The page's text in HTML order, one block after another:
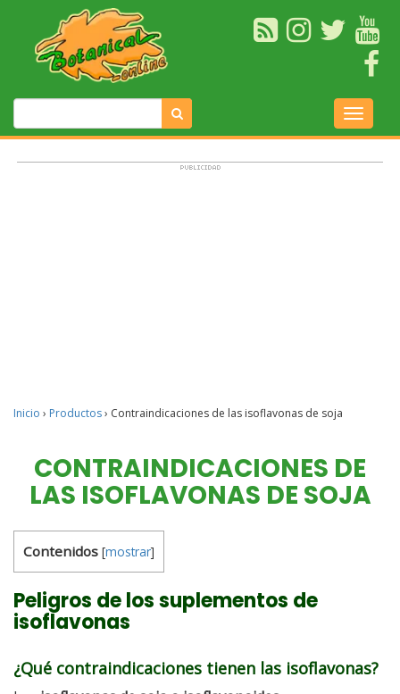
Inicio › Productos› Contraindicaciones de las isoflavonas de soja
CONTRAINDICACIONES DE
LAS ISOFLAVONAS DE SOJA
Contenidos [mostrar]
Peligros de los suplementos de
isoflavonas
¿Qué contraindicaciones tienen las isoflavonas?